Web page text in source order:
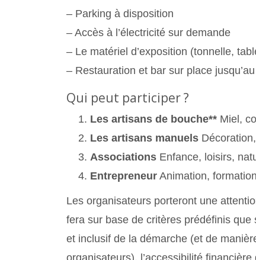
– Parking à disposition
– Accès à l’électricité sur demande
– Le matériel d’exposition (tonnelle,
– Restauration et bar sur place
Qui peut participer ?
Les artisans de bouche** Miel,
Les artisans manuels
Associations Enfance, loisirs,
Entrepreneur Animation,
Les organisateurs porteront une
fera sur base de critères prédéfinis
et inclusif de la démarche (et de
organisateurs), l’accessibilité